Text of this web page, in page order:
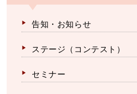
告知・お知らせ
ステージ（コンテスト）
セミナー